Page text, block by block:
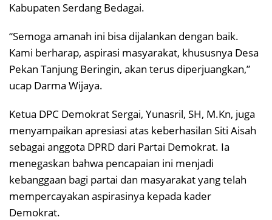
Kabupaten Serdang Bedagai.
“Semoga amanah ini bisa dijalankan dengan baik.
Kami berharap, aspirasi masyarakat, khususnya Desa
Pekan Tanjung Beringin, akan terus diperjuangkan,”
ucap Darma Wijaya.
Ketua DPC Demokrat Sergai, Yunasril, SH, M.Kn, juga
menyampaikan apresiasi atas keberhasilan Siti Aisah
sebagai anggota DPRD dari Partai Demokrat. Ia
menegaskan bahwa pencapaian ini menjadi
kebanggaan bagi partai dan masyarakat yang telah
mempercayakan aspirasinya kepada kader
Demokrat.